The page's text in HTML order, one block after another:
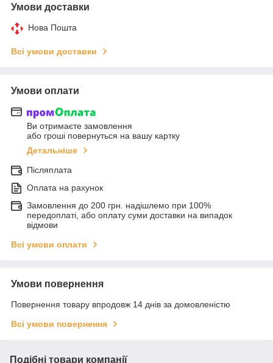
Умови доставки
Нова Пошта
Всі умови доставки
Умови оплати
Ви отримаєте замовлення
або гроші повернуться на вашу картку
Детальніше
Післяплата
Оплата на рахунок
Замовлення до 200 грн. надішлемо при 100%
передоплаті, або оплату суми доставки на випадок
відмови
Всі умови оплати
Умови повернення
Повернення товару впродовж 14 днів за домовленістю
Всі умови повернення
Подібні товари компанії